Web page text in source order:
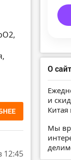
12:45
О
и
Китая
Мы